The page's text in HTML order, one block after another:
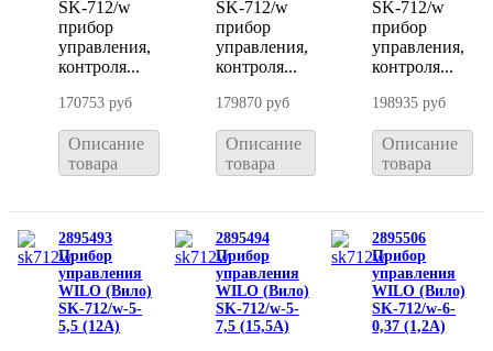
SK-712/w
прибор
управления,
контроля...
170753 руб
Описание
товара
SK-712/w
прибор
управления,
контроля...
179870 руб
Описание
товара
SK-712/w
прибор
управления,
контроля...
198935 руб
Описание
товара
2895493
Прибор
управления
WILO (Вило)
SK-712/w-5-
5,5 (12A)
2895494
Прибор
управления
WILO (Вило)
SK-712/w-5-
7,5 (15,5A)
2895506
Прибор
управления
WILO (Вило)
SK-712/w-6-
0,37 (1,2A)